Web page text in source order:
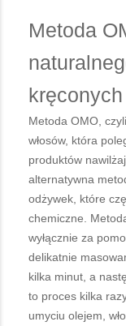
Metoda
kręconych
Metoda OMO,
włosów, która
produktów
alternatywna
odżywek, które
chemiczne.
wyłącznie za
delikatnie
kilka minut, a
to proces kilka
umyciu olejem,